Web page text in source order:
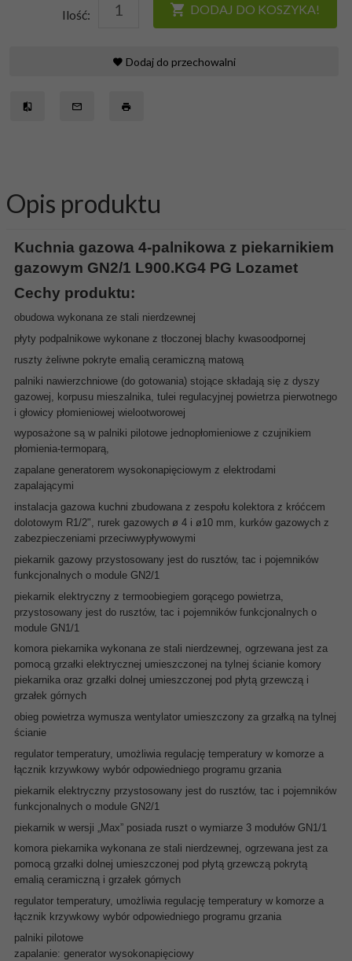
Ilość: DODAJ DO KOSZYKA!
Dodaj do przechowalni
Opis produktu
Kuchnia gazowa 4-palnikowa z piekarnikiem
gazowym GN2/1 L900.KG4 PG Lozamet
Cechy produktu:
obudowa wykonana ze stali nierdzewnej
płyty podpalnikowe wykonane z tłoczonej blachy kwasoodpornej
ruszty żeliwne pokryte emalią ceramiczną matową
palniki nawierzchniowe (do gotowania) stojące składają się z dyszy
gazowej, korpusu mieszalnika, tulei regulacyjnej powietrza pierwotnego
i głowicy płomieniowej wielootworowej
wyposażone są w palniki pilotowe jednopłomieniowe z czujnikiem
płomienia-termoparą,
zapalane generatorem wysokonapięciowym z elektrodami
zapalającymi
instalacja gazowa kuchni zbudowana z zespołu kolektora z króćcem
dolotowym R1/2", rurek gazowych ø 4 i ø10 mm, kurków gazowych z
zabezpieczeniami przeciwwypływowymi
piekarnik gazowy przystosowany jest do rusztów, tac i pojemników
funkcjonalnych o module GN2/1
piekarnik elektryczny z termoobiegiem gorącego powietrza,
przystosowany jest do rusztów, tac i pojemników funkcjonalnych o
module GN1/1
komora piekarnika wykonana ze stali nierdzewnej, ogrzewana jest za
pomocą grzałki elektrycznej umieszczonej na tylnej ścianie komory
piekarnika oraz grzałki dolnej umieszczonej pod płytą grzewczą i
grzałek górnych
obieg powietrza wymusza wentylator umieszczony za grzałką na tylnej
ścianie
regulator temperatury, umożliwia regulację temperatury w komorze a
łącznik krzywkowy wybór odpowiedniego programu grzania
piekarnik elektryczny przystosowany jest do rusztów, tac i pojemników
funkcjonalnych o module GN2/1
piekarnik w wersji „Max” posiada ruszt o wymiarze 3 modułów GN1/1
komora piekarnika wykonana ze stali nierdzewnej, ogrzewana jest za
pomocą grzałki dolnej umieszczonej pod płytą grzewczą pokrytą
emalią ceramiczną i grzałek górnych
regulator temperatury, umożliwia regulację temperatury w komorze a
łącznik krzywkowy wybór odpowiedniego programu grzania
palniki pilotowe
zapalanie: generator wysokonapięciowy